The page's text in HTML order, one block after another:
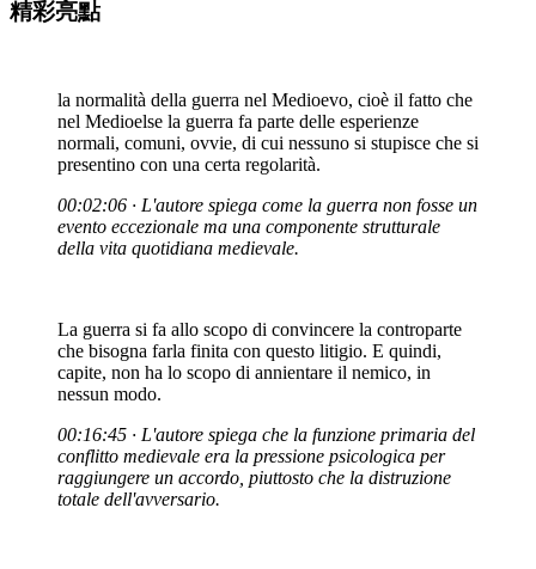
精彩亮點
la normalità della guerra nel Medioevo, cioè il fatto che
nel Medioelse la guerra fa parte delle esperienze
normali, comuni, ovvie, di cui nessuno si stupisce che si
presentino con una certa regolarità.
00:02:06 · L'autore spiega come la guerra non fosse un
evento eccezionale ma una componente strutturale
della vita quotidiana medievale.
La guerra si fa allo scopo di convincere la controparte
che bisogna farla finita con questo litigio. E quindi,
capite, non ha lo scopo di annientare il nemico, in
nessun modo.
00:16:45 · L'autore spiega che la funzione primaria del
conflitto medievale era la pressione psicologica per
raggiungere un accordo, piuttosto che la distruzione
totale dell'avversario.